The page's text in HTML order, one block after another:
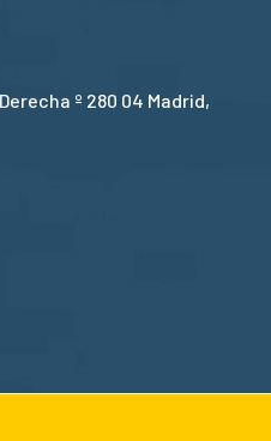
º 280 04 Madrid,